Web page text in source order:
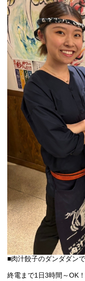
■肉汁餃子のダンダダン
終電まで1日3時間～OK